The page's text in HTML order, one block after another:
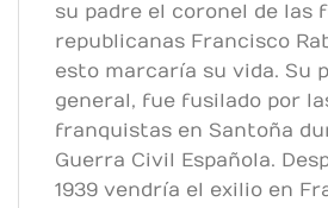
su padre el coronel de las
republicanas Francisco
esto marcaría su vida. Su
general, fue fusilado por
franquistas en Santoña
Guerra Civil Española.
1939 vendría el exilio en